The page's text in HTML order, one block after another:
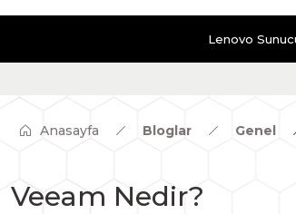
Lenovo
Anasayfa Bloglar Genel
Veeam Nedir?